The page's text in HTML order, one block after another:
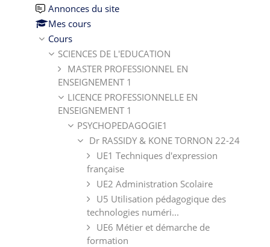
Annonces du site
Mes cours
Cours
SCIENCES DE L'EDUCATION
MASTER PROFESSIONNEL EN
ENSEIGNEMENT 1
LICENCE PROFESSIONNELLE EN
ENSEIGNEMENT 1
PSYCHOPEDAGOGIE1
Dr RASSIDY & KONE TORNON 22-24
UE1 Techniques d'expression
française
UE2 Administration Scolaire
U5 Utilisation pédagogique des
technologies numéri...
UE6 Métier et démarche de
formation